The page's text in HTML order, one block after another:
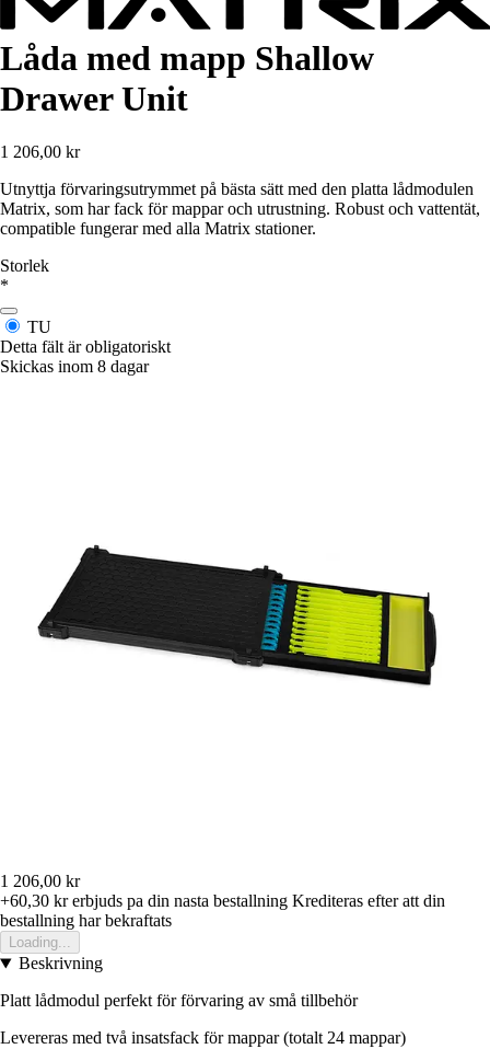
Låda med mapp Shallow
Drawer Unit
1 206,00 kr
Utnyttja förvaringsutrymmet på bästa sätt med den platta lådmodulen
Matrix, som har fack för mappar och utrustning. Robust och vattentät,
compatible fungerar med alla Matrix stationer.
Storlek
*
TU
Detta fält är obligatoriskt
Skickas inom 8 dagar
1 206,00 kr
+60,30 krerbjuds pa din nasta bestallning Krediteras efter att din
bestallning har bekraftats
Loading...
Beskrivning
Platt lådmodul perfekt för förvaring av små tillbehör
Levereras med två insatsfack för mappar (totalt 24 mappar)